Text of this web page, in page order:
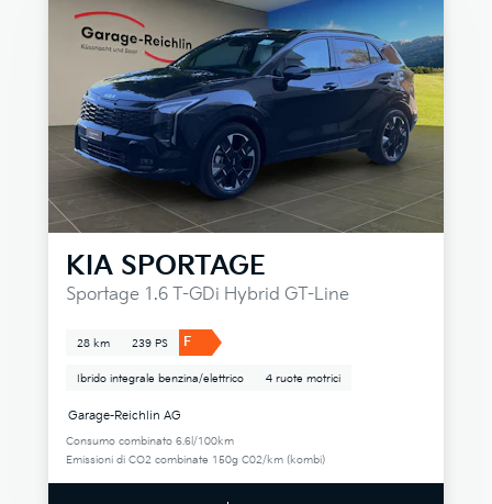
KIA SPORTAGE
Sportage 1.6 T-GDi Hybrid GT-Line
28 km 239 PS F
Ibrido integrale benzina/elettrico 4 ruote motrici
Garage-Reichlin AG
Consumo combinato 6.6l/100km
Emissioni di CO2 combinate 150g C02/km (kombi)